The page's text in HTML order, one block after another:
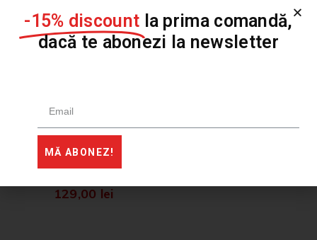
Tricou brodat
TRANSILVANIA
129,00 lei
-15% discount la prima comandă,
dacă te abonezi la newsletter
MĂ ABONEZ!